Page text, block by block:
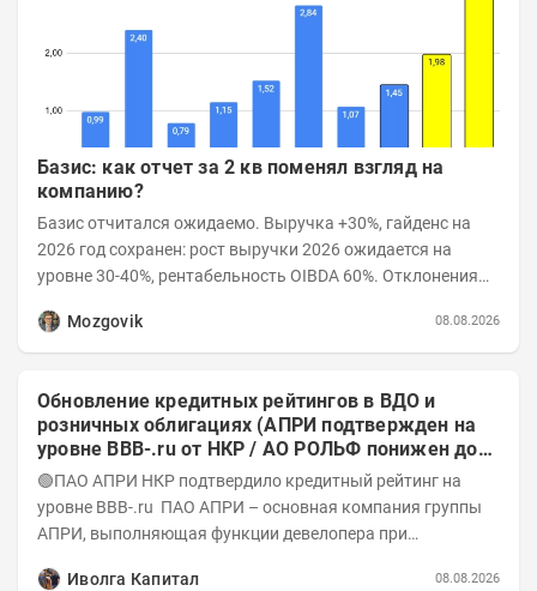
Базис: как отчет за 2 кв поменял взгляд на
компанию?
Базис отчитался ожидаемо. Выручка +30%, гайденс на
2026 год сохранен: рост выручки 2026 ожидается на
уровне 30-40%, рентабельность OIBDA 60%. Отклонения
Mozgovik
08.08.2026
Обновление кредитных рейтингов в ВДО и
розничных облигациях (АПРИ подтвержден на
уровне BBB-.ru от НКР / АО РОЛЬФ понижен до
А-(RU) / Элит Строй присвоен на уровне BBB.ru)
🟢ПАО АПРИ НКР подтвердило кредитный рейтинг на
уровне BBB-.ru ПАО АПРИ – основная компания группы
АПРИ, выполняющая функции девелопера при
Иволга Капитал
08.08.2026